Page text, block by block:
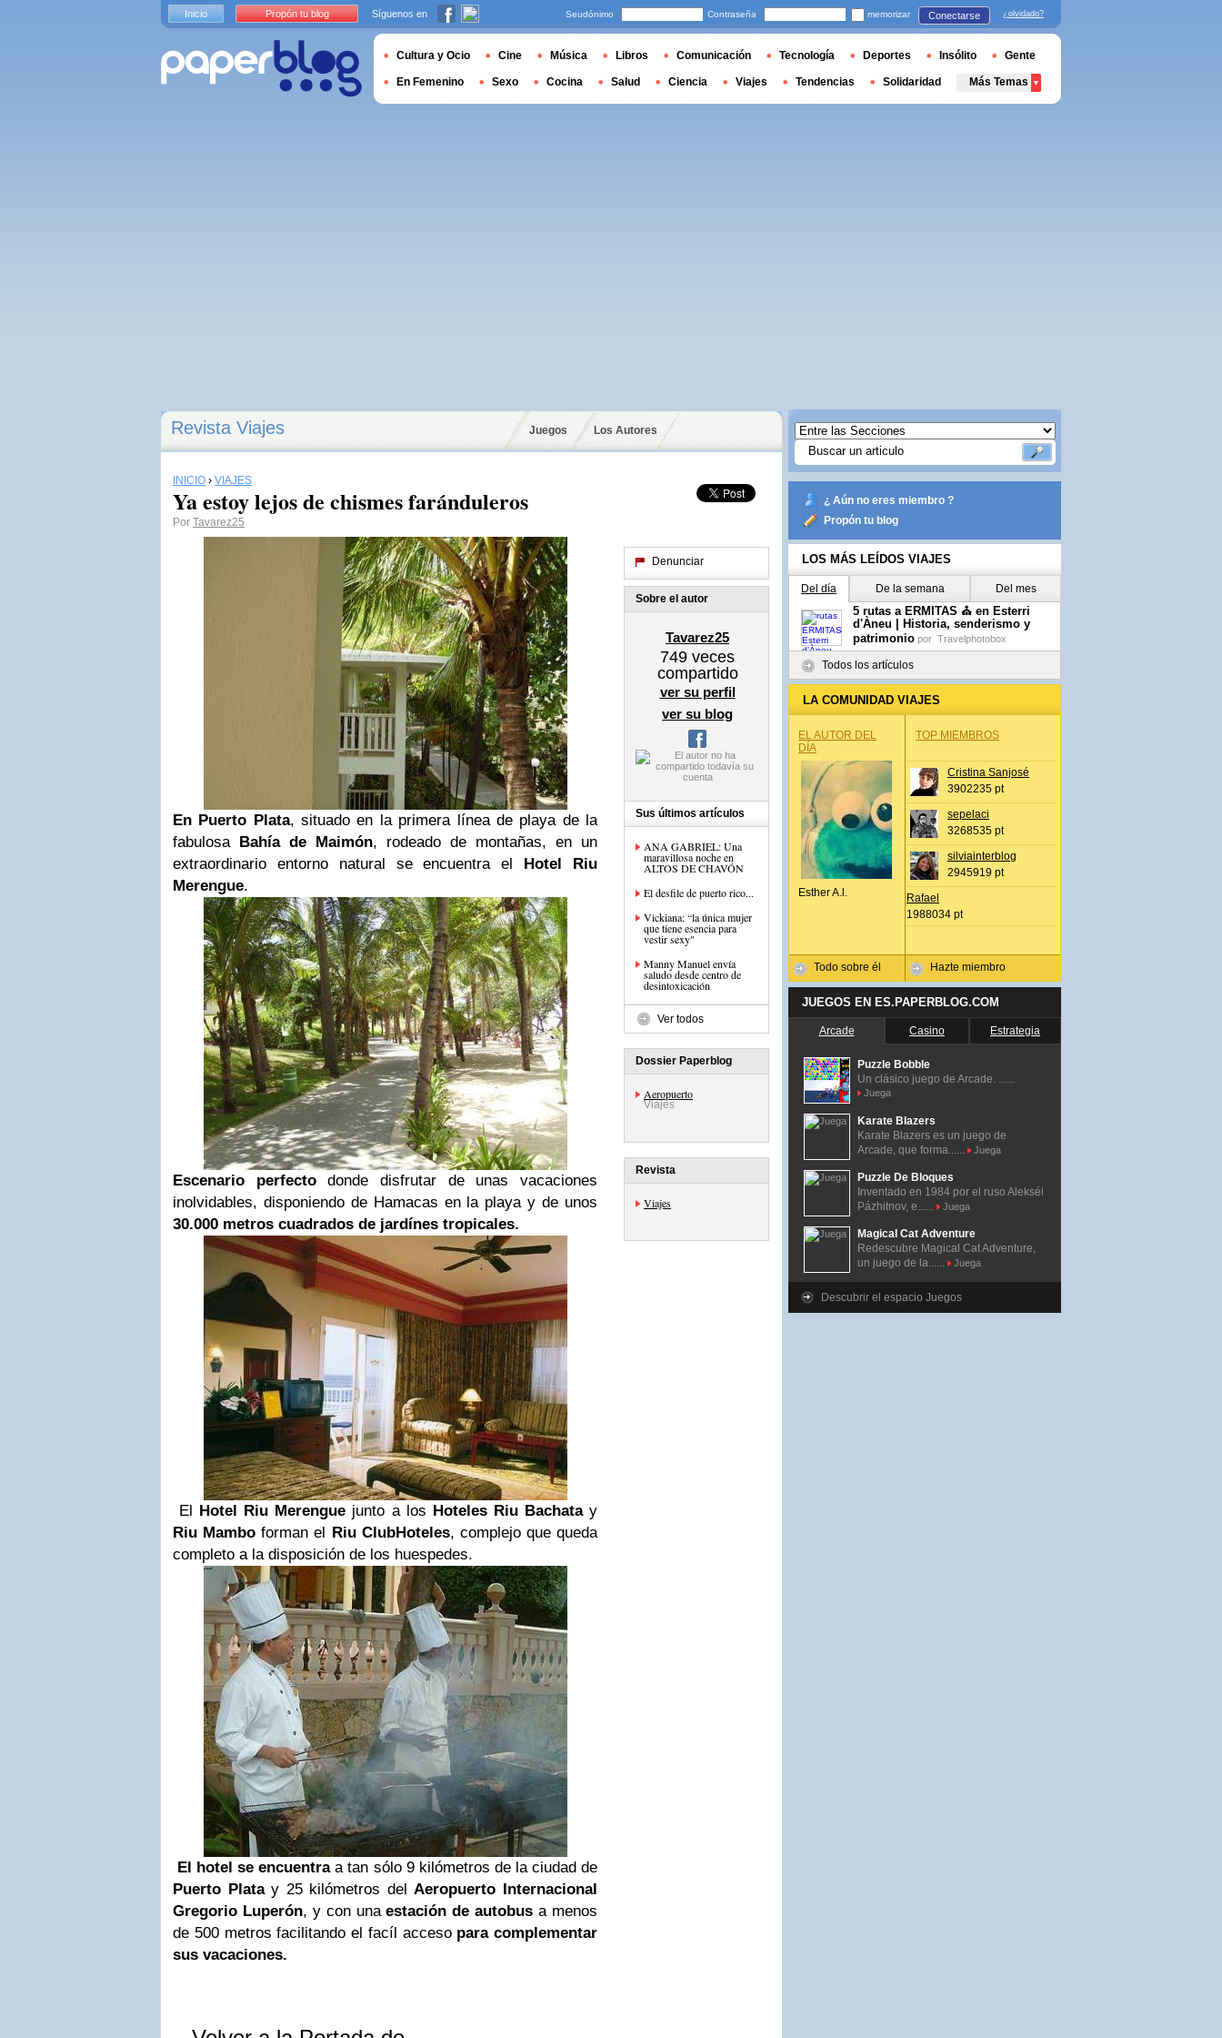
Revista Viajes Juegos Los Autores
INICIO › VIAJES
Ya estoy lejos de chismes faránduleros
Por Tavarez25
En Puerto Plata, situado en la primera línea de playa de la
fabulosa Bahía de Maimón, rodeado de montañas, en un
extraordinario entorno natural se encuentra el Hotel Riu
Merengue.
Escenario perfectodonde disfrutar de unas vacaciones
inolvidables, disponiendo de Hamacas en la playa y de unos
30.000 metros cuadrados de jardínes tropicales.
El Hotel Riu Merengue junto a los Hoteles Riu Bachatay
Riu Mambo forman el Riu ClubHoteles, complejo que queda
completo a la disposición de los huespedes.
El hotel se encuentraa tan sólo 9 kilómetros de la ciudad de
Puerto Platay 25 kilómetros delAeropuerto Internacional
Gregorio Luperón, y con unaestación de autobus a menos
de 500 metros facilitando el facíl acceso para complementar
sus vacaciones.
Denunciar
Sobre el autor
Tavarez25
749 veces
compartido
ver su perfil
ver su blog
Sus últimos artículos
ANA GABRIEL: Una
maravillosa noche en
ALTOS DE CHAVÓN
El desfile de puerto rico...
Vickiana: “la única mujer
que tiene esencia para
vestir sexy"
Manny Manuel envía
saludo desde centro de
desintoxicación
Ver todos
Dossier Paperblog
Aeropuerto
Viajes
Revista
Viajes
¿ Aún no eres miembro ?
Propón tu blog
LOS MÁS LEÍDOS VIAJES
Del día De la semana Del mes
5 rutas a ERMITAS ⛪ en Esterri
d'Àneu | Historia, senderismo y
patrimonio por Travelphotobox
Todos los artículos
LA COMUNIDAD VIAJES
EL AUTOR DEL
DÍA
Esther A.l.
Todo sobre él
TOP MIEMBROS
Cristina Sanjosé
3902235 pt
sepelaci
3268535 pt
silviainterblog
2945919 pt
Rafael
1988034 pt
Hazte miembro
JUEGOS EN ES.PAPERBLOG.COM
Arcade Casino Estrategia
Puzzle Bobble
Un clásico juego de Arcade. ......
Juega
Karate Blazers
Karate Blazers es un juego de
Arcade, que forma......
Juega
Puzzle De Bloques
Inventado en 1984 por el ruso Alekséi
Pázhitnov, e......
Juega
Magical Cat Adventure
Redescubre Magical Cat Adventure,
un juego de la......
Juega
Descubrir el espacio Juegos
Inicio Propón tu blog Síguenos en Seudónimo Contraseña memorizar Conectarse ¿olvidado?
Cultura y Ocio Cine Música Libros Comunicación Tecnología Deportes Insólito Gente
En Femenino Sexo Cocina Salud Ciencia Viajes Tendencias Solidaridad Más Temas